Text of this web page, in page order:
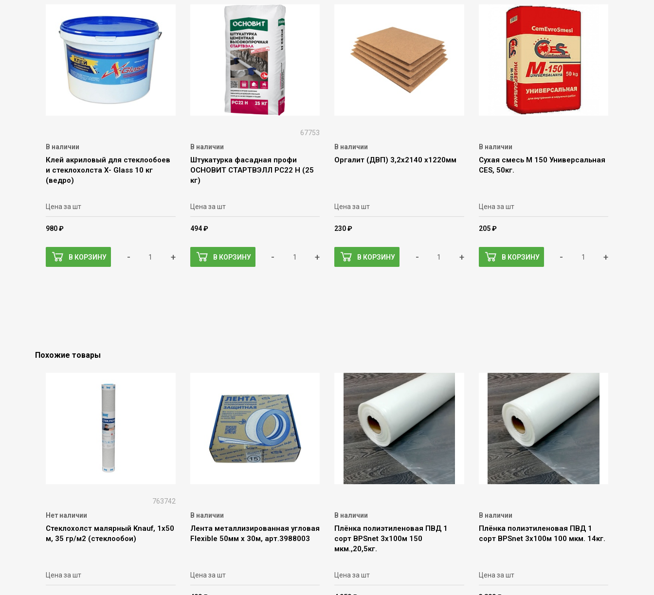
В наличии
Клей акриловый для стеклообоев
и стеклохолста X- Glass 10 кг
(ведро)
Цена за шт
980 ₽
В КОРЗИНУ - +
67753
В наличии
Штукатурка фасадная профи
ОСНОВИТ СТАРТВЭЛЛ PC22 H (25
кг)
Цена за шт
494 ₽
В КОРЗИНУ - +
В наличии
Оргалит (ДВП) 3,2х2140 х1220мм
Цена за шт
230 ₽
В КОРЗИНУ - +
В наличии
Сухая смесь М 150 Универсальная
CES, 50кг.
Цена за шт
205 ₽
В КОРЗИНУ - +
Похожие товары
763742
Нет наличии
Стеклохолст малярный Knauf, 1х50
м, 35 гр/м2 (стеклообои)
Цена за шт
В наличии
Лента металлизированная угловая
Flexible 50мм х 30м, арт.3988003
Цена за шт
В наличии
Плёнка полиэтиленовая ПВД 1
сорт BPSnet 3х100м 150
мкм.,20,5кг.
Цена за шт
В наличии
Плёнка полиэтиленовая ПВД 1
сорт BPSnet 3х100м 100 мкм. 14кг.
Цена за шт